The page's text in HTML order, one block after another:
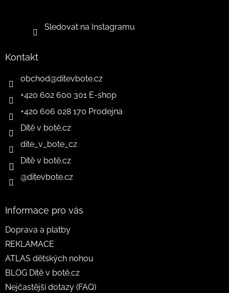
Sledovat na Instagramu
Kontakt
obchod@ditevbote.cz
+420 602 600 301 E-shop
+420 606 028 170 Prodejna
Dítě v botě.cz
dite_v_bote_cz
Dítě v botě.cz
@ditevbote.cz
Informace pro vás
Doprava a platby
REKLAMACE
ATLAS dětských nohou
BLOG Dítě v botě.cz
Nejčastější dotazy (FAQ)